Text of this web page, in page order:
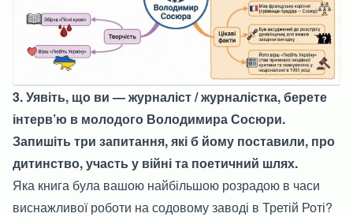
3. Уявіть, що ви — журналіст / журналістка, берете
інтерв’ю в молодого Володимира Сосюри.
Запишіть три запитання, які б йому поставили, про
дитинство, участь у війні та поетичний шлях.
Яка книга була вашою найбільшою розрадою в часи
виснажливої роботи на содовому заводі в Третій Роті?